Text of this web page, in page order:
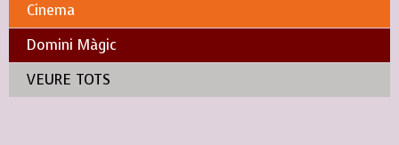
Cinema
Domini Màgic
VEURE TOTS